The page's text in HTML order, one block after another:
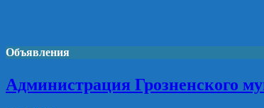
Объявления
Администрация Грозненского